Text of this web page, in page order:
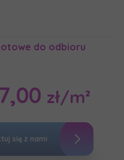
do odbioru
zł/m²
się z nami
Imię i
E-mail